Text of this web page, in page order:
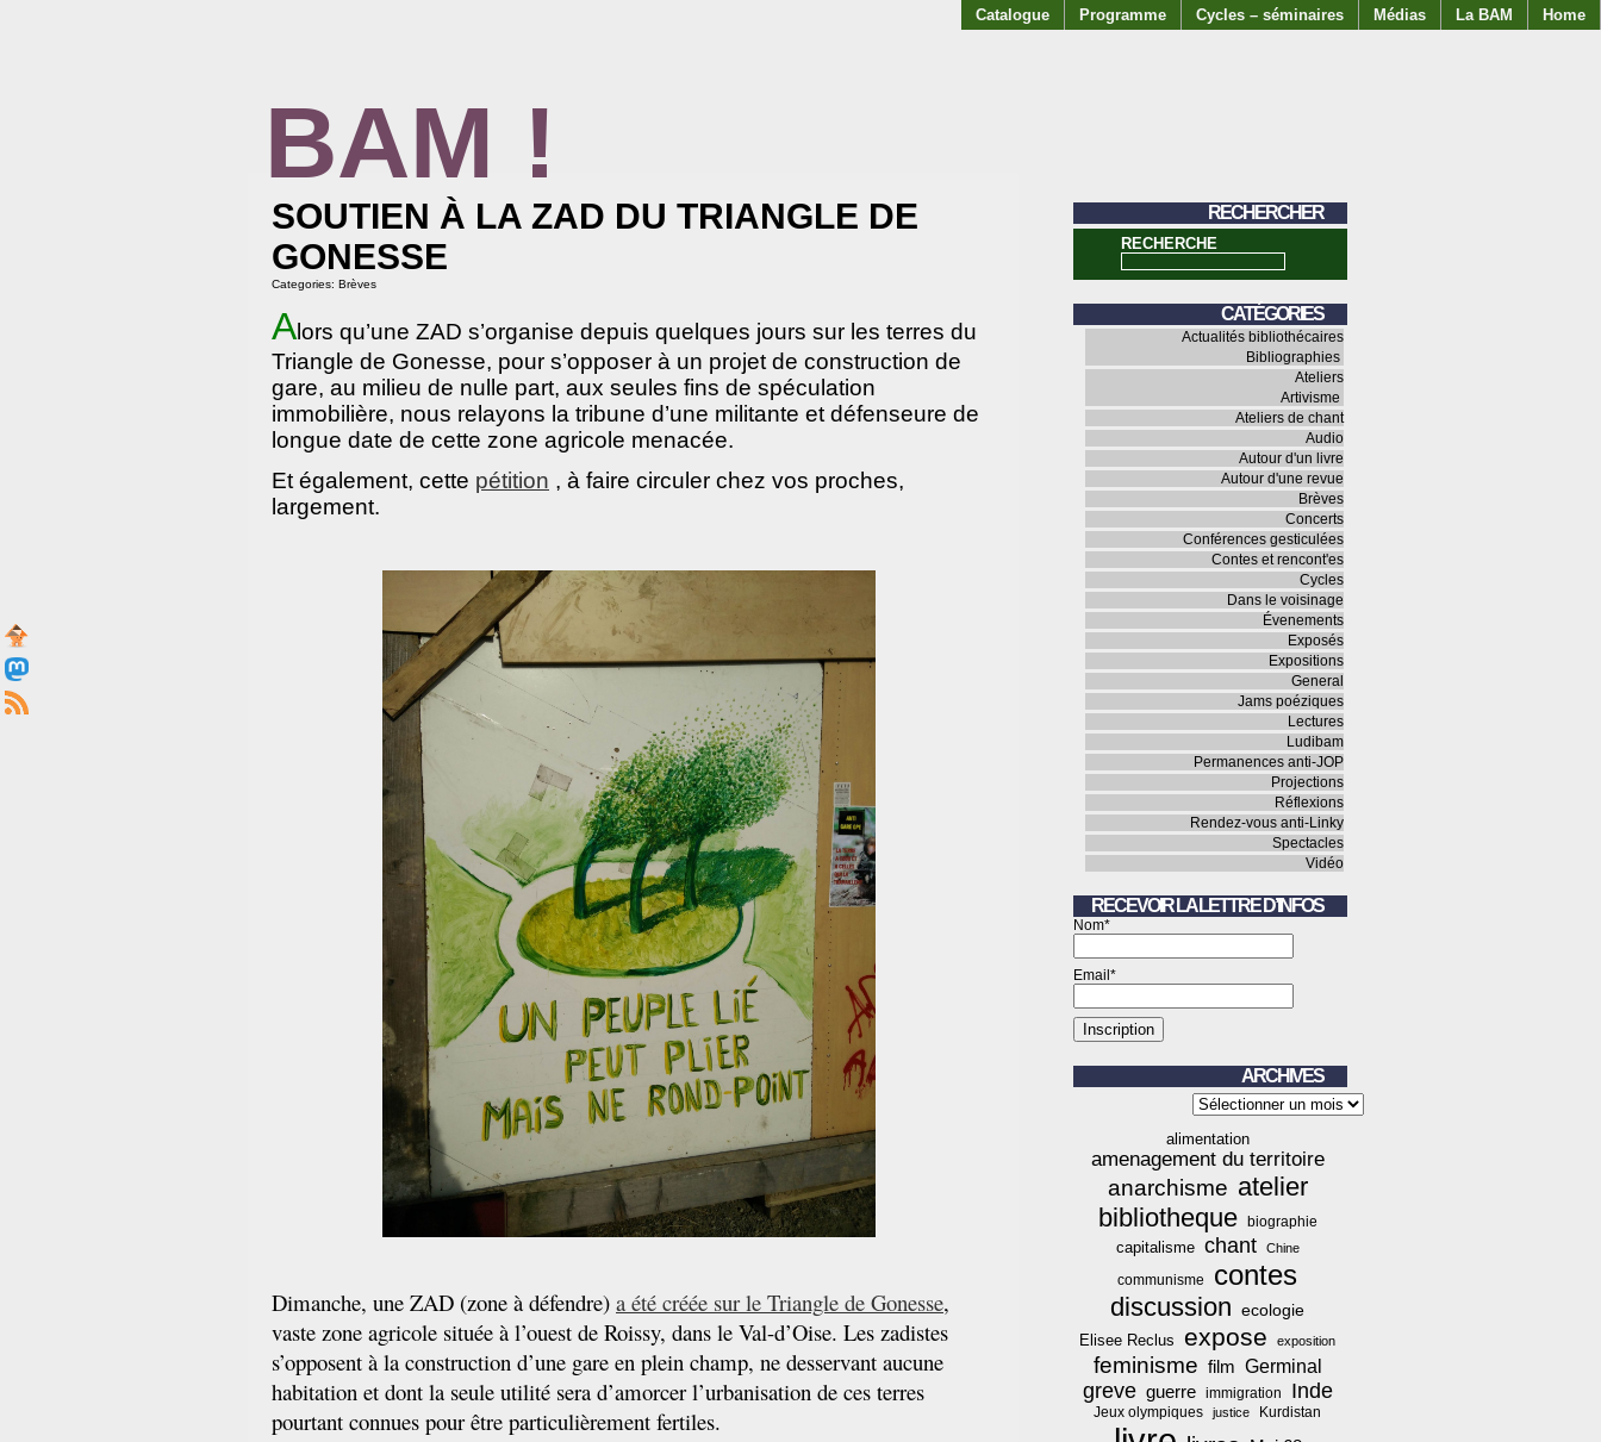
Home
La BAM
Médias
Cycles – séminaires
Programme
Catalogue
BAM !
SOUTIEN À LA ZAD DU TRIANGLE DE
GONESSE
Categories: Brèves
Alors qu’une ZAD s’organise depuis quelques jours sur les terres du
Triangle de Gonesse, pour s’opposer à un projet de construction de
gare, au milieu de nulle part, aux seules fins de spéculation
immobilière, nous relayons la tribune d’une militante et défenseure de
longue date de cette zone agricole menacée.
Et également, cette pétition , à faire circuler chez vos proches,
largement.
Dimanche, une ZAD (zone à défendre) a été créée sur le Triangle de Gonesse,
vaste zone agricole située à l’ouest de Roissy, dans le Val-d’Oise. Les zadistes
s’opposent à la construction d’une gare en plein champ, ne desservant aucune
habitation et dont la seule utilité sera d’amorcer l’urbanisation de ces terres
pourtant connues pour être particulièrement fertiles.
RECHERCHER
RECHERCHE
CATÉGORIES
Actualités bibliothécaires
Bibliographies
Ateliers
Artivisme
Ateliers de chant
Audio
Autour d'un livre
Autour d'une revue
Brèves
Concerts
Conférences gesticulées
Contes et rencont'es
Cycles
Dans le voisinage
Évenements
Exposés
Expositions
General
Jams poéziques
Lectures
Ludibam
Permanences anti-JOP
Projections
Réflexions
Rendez-vous anti-Linky
Spectacles
Vidéo
RECEVOIR LA LETTRE D’INFOS
Nom*
Email*
ARCHIVES
alimentation
amenagement du territoire
anarchisme atelier
bibliotheque
biographie
capitalisme chant Chine
communisme contes
discussion ecologie
Elisee Reclus expose exposition
feminisme film Germinal
greve guerre immigration Inde
Jeux olympiques justice Kurdistan